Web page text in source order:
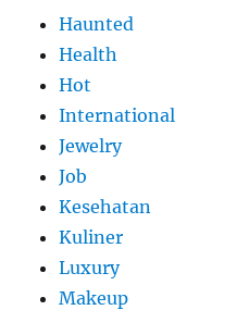
Haunted
Health
Hot
International
Jewelry
Job
Kesehatan
Kuliner
Luxury
Makeup